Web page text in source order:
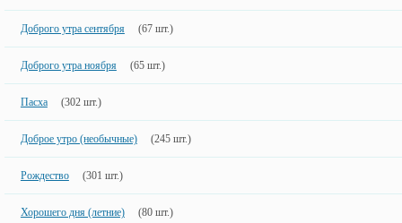
Доброго утра сентября (67 шт.)
Доброго утра ноября (65 шт.)
Пасха (302 шт.)
Доброе утро (необычные) (245 шт.)
Рождество (301 шт.)
Хорошего дня (летние) (80 шт.)